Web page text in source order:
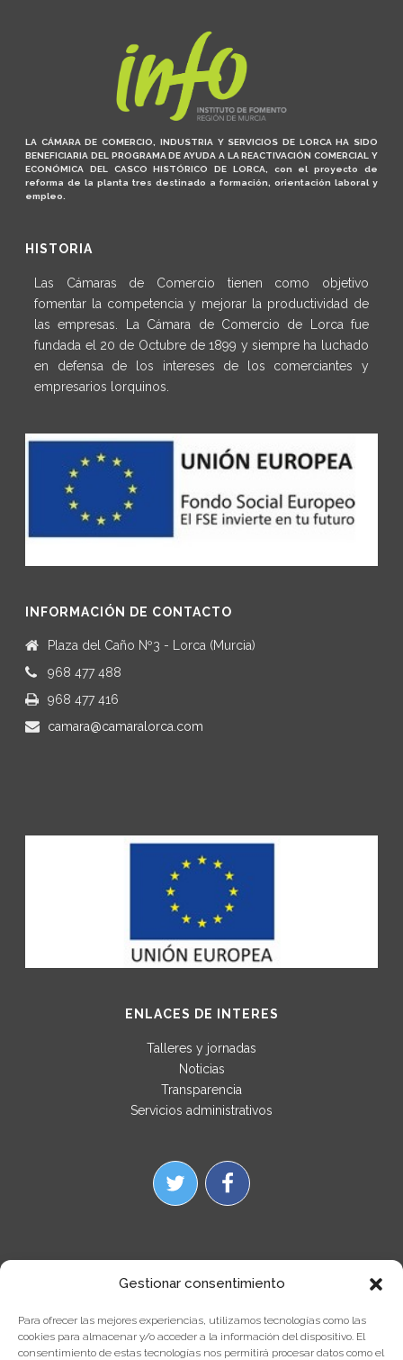
Gestionar consentimiento
Para ofrecer las mejores experiencias, utilizamos tecnologías como las
cookies para almacenar y/o acceder a la información del dispositivo. El
consentimiento de estas tecnologías nos permitirá procesar datos como el
LA CÁMARA DE COMERCIO, INDUSTRIA Y SERVICIOS DE LORCA HA SIDO
BENEFICIARIA DEL PROGRAMA DE AYUDA A LA REACTIVACIÓN COMERCIAL Y
ECONÓMICA DEL CASCO HISTÓRICO DE LORCA, con el proyecto de
reforma de la planta tres destinado a formación, orientación laboral y
empleo.
HISTORIA
Las Cámaras de Comercio tienen como objetivo
fomentar la competencia y mejorar la productividad de
las empresas. La Cámara de Comercio de Lorca fue
fundada el 20 de Octubre de 1899 y siempre ha luchado
en defensa de los intereses de los comerciantes y
empresarios lorquinos.
INFORMACIÓN DE CONTACTO
Plaza del Caño Nº3 - Lorca (Murcia)
968 477 488
968 477 416
camara@camaralorca.com
ENLACES DE INTERES
Talleres y jornadas
Noticias
Transparencia
Servicios administrativos